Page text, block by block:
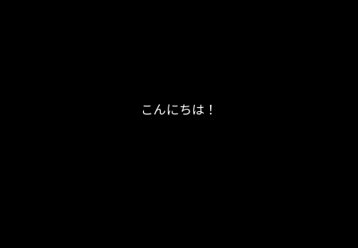
こんにちは！